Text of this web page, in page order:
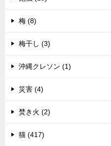
梅 (8)
梅干し (3)
沖縄クレソン (1)
災害 (4)
焚き火 (2)
猫 (417)